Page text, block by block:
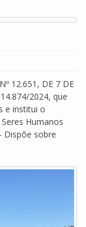
12.651, DE 7 DE
2024, que
e institui o
Humanos
Dispõe sobre